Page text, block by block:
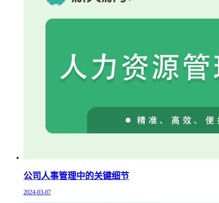
公司人事管理中的关键细节
2024-03-07